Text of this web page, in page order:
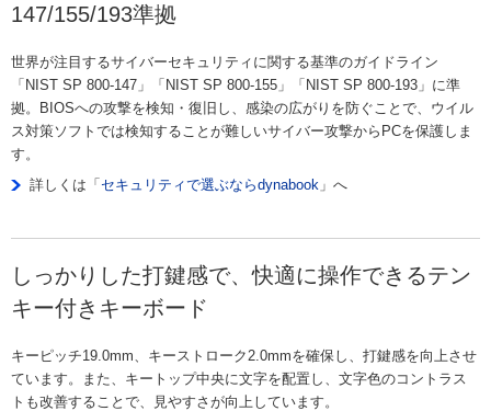
147/155/193準拠
世界が注目するサイバーセキュリティに関する基準のガイドライン
「NIST SP 800-147」「NIST SP 800-155」「NIST SP 800-193」に準
拠。BIOSへの攻撃を検知・復旧し、感染の広がりを防ぐことで、ウイル
ス対策ソフトでは検知することが難しいサイバー攻撃からPCを保護しま
す。
詳しくは「セキュリティで選ぶならdynabook 」へ
しっかりした打鍵感で、快適に操作できるテン
キー付きキーボード
キーピッチ19.0mm、キーストローク2.0mmを確保し、打鍵感を向上させ
ています。また、キートップ中央に文字を配置し、文字色のコントラス
トも改善することで、見やすさが向上しています。